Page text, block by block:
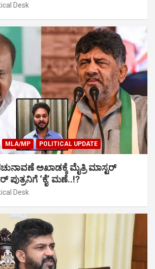
Desk
MLA/MP POLITICAL UPDATE
ಅಖಾಡಕ್ಕೆ ಮೈತ್ರಿ ಮಾಸ್ಟರ್
ಪುತ್ರನಿಗೆ ‘ಕೈ’ ಮಣೆ..!?
Desk